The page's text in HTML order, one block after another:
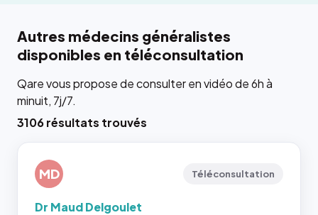
Autres médecins généralistes
disponibles en téléconsultation
Qare vous propose de consulter en vidéo de 6h à
minuit, 7j/7.
3106 résultats trouvés
MD Téléconsultation
Dr Maud Delgoulet